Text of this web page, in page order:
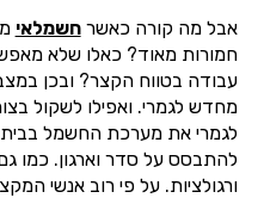
אבל מה קורה כאשרחשמלאי
חמורות מאוד? כאלו שלא
עבודה בטווח הקצר? ובכן
מחדש לגמרי. ואפילו לשקול
לגמרי את מערכת החשמל
להתבסס על סדר וארגון. כמו גם
ורגולציות. על פי רוב אנשי